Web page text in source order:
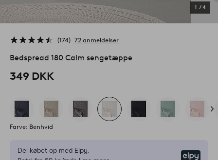
1 /4
174 72 anmeldelser
Bedspread 180 Calm sengetæppe
349 DKK
Farve: Benhvid
Del købet op med Elpy.